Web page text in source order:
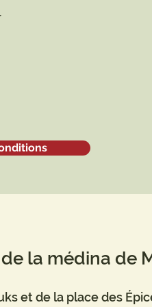
la médina de
et de la place des